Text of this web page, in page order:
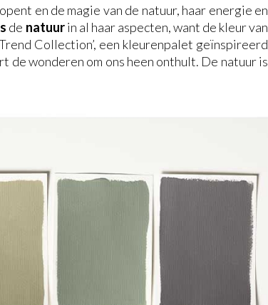
en de magie van de natuur, haar energie en
de natuurin al haar aspecten, want de kleur van
Collection’, een kleurenpalet geïnspireerd
de wonderen om ons heen onthult. De natuur is